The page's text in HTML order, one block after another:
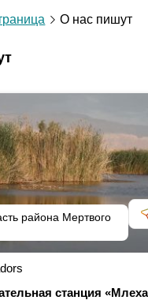
О нас пишут
района Мертвого
станция